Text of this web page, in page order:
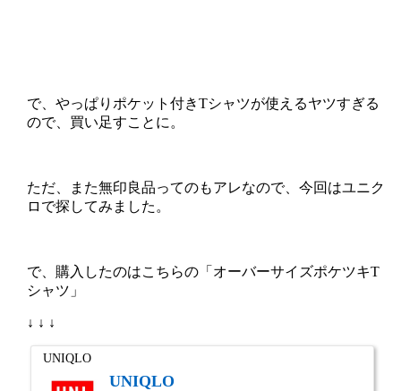
で、やっぱりポケット付きTシャツが使えるヤツすぎる
ので、買い足すことに。
ただ、また無印良品ってのもアレなので、今回はユニク
ロで探してみました。
で、購入したのはこちらの「オーバーサイズポケツキT
シャツ」
↓ ↓ ↓
UNIQLO
UNIQLO